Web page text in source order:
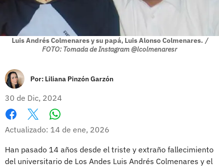
Luis Andrés Colmenares y su papá, Luis Alonso Colmenares. /
FOTO: Tomada de Instagram @lcolmenaresr
Por: Liliana Pinzón Garzón
30 de Dic, 2024
Facebook
X
Actualizado: 14 de ene, 2026
Han pasado 14 años desde el triste y extraño fallecimiento
del universitario de Los Andes Luis Andrés Colmenares y el